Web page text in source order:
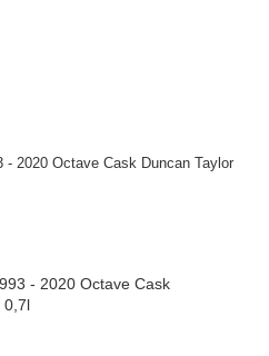
- 2020 Octave Cask
0,7l